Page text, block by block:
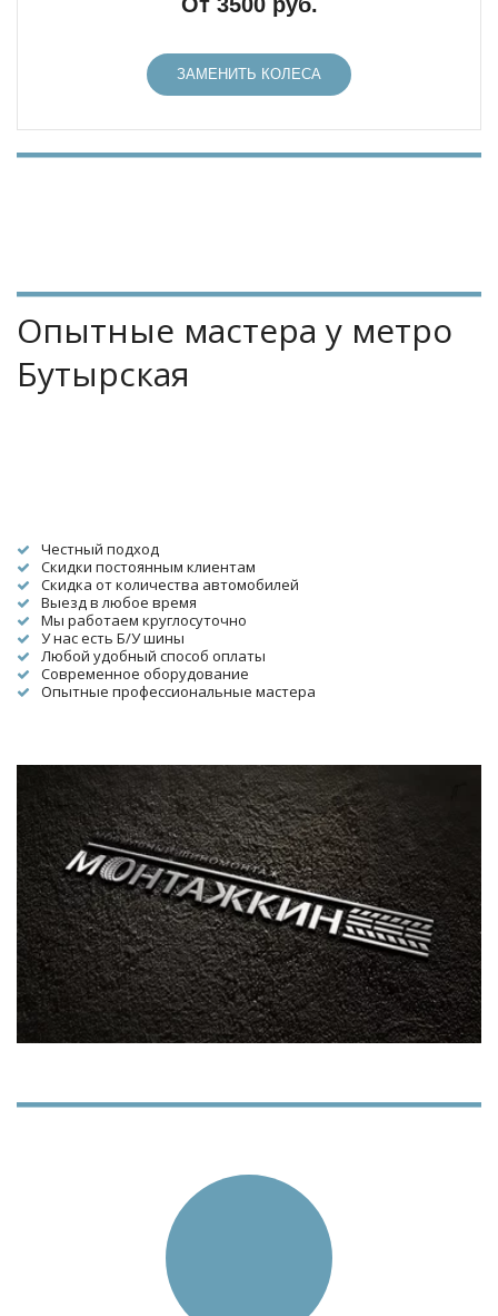
ЗАМЕНИТЬ КОЛЕСА
Опытные мастера у метро
Бутырская
Честный подход
Скидки постоянным клиентам
Скидка от количества автомобилей
Выезд в любое время
Мы работаем круглосуточно
У нас есть Б/У шины
Любой удобный способ оплаты
Современное оборудование
Опытные профессиональные мастера